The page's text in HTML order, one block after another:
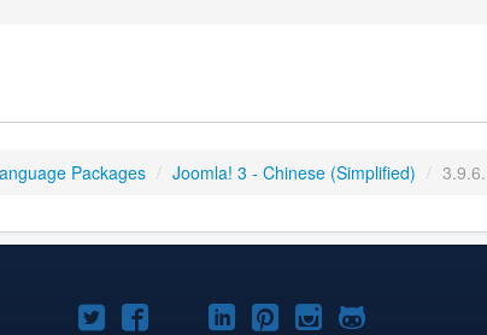
Packages / Joomla! 3 - Chinese (Simplified) /
Joomla!Joomla!Joomla!
Joomla!Joomla!
Joomla!Joomla!